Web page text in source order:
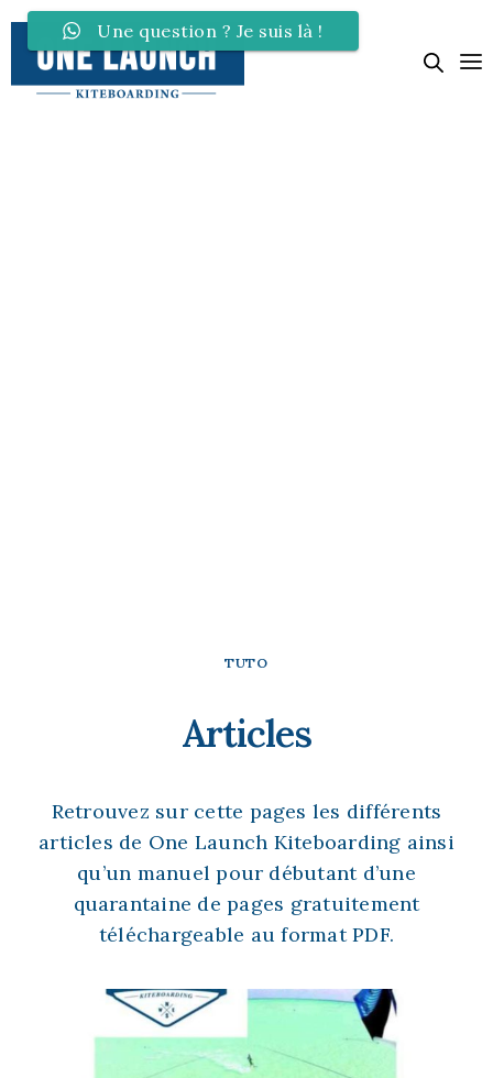
TUTO
Articles
Retrouvez sur cette pages les différents
articles de One Launch Kiteboarding ainsi
qu’un manuel pour débutant d’une
quarantaine de pages gratuitement
téléchargeable au format PDF.
DEBUTANT
ARTICLES
Une question ? Je suis là !